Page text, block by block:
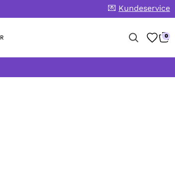
💌 Kundeservice
0